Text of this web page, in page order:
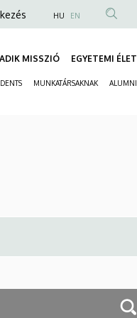
HU EN
MISSZIÓ EGYETEMI ÉLET
MUNKATÁRSAKNAK ALUMNI